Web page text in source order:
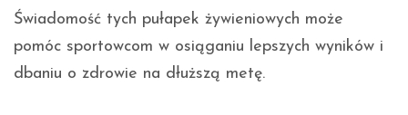
Świadomość tych pułapek żywieniowych może
pomóc sportowcom w osiąganiu lepszych wyników i
dbaniu o zdrowie na dłuższą metę.